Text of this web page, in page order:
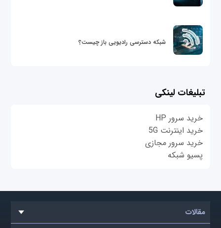
شبکه دسترسی رادیویی باز چیست؟
تبلیغات لینکی
خرید سرور HP
خرید اینترنت 5G
خرید سرور مجازی
پسیو شبکه
مقالات